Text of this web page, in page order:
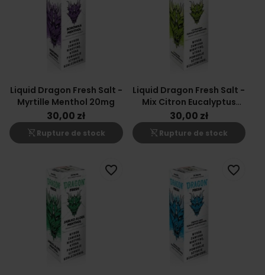
Liquid Dragon Fresh Salt -
Myrtille Menthol 20mg
30,00 zł
shopping_cart_off Rupture de stock
Liquid Dragon Fresh Salt -
Mix Citron Eucalyptus
Menthol 20mg
30,00 zł
shopping_cart_off Rupture de stock
favorite_border favorite_border